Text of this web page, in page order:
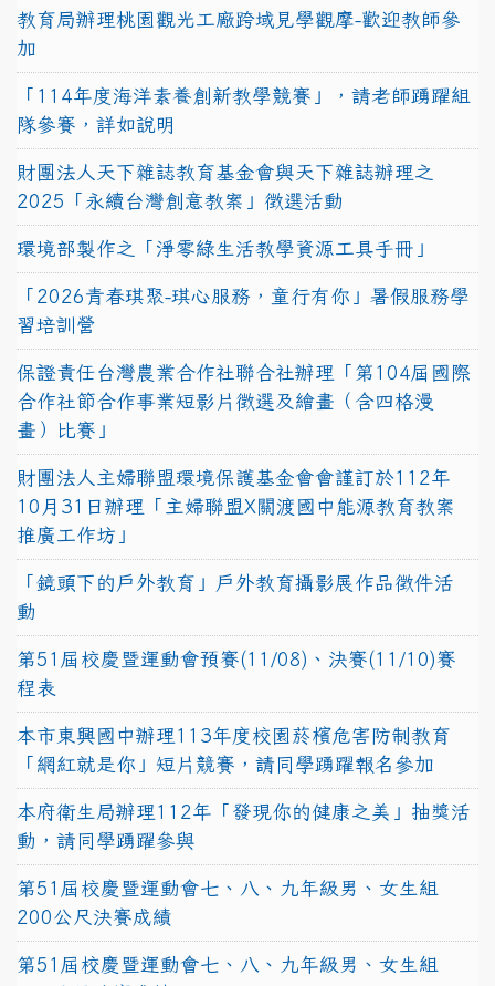
教育局辦理桃園觀光工廠跨域見學觀摩-歡迎教師參
加
「114年度海洋素養創新教學競賽」，請老師踴躍組
隊參賽，詳如說明
財團法人天下雜誌教育基金會與天下雜誌辦理之
2025「永續台灣創意教案」徵選活動
環境部製作之「淨零綠生活教學資源工具手冊」
「2026青春琪聚-琪心服務，童行有你」暑假服務學
習培訓營
保證責任台灣農業合作社聯合社辦理「第104屆國際
合作社節合作事業短影片徵選及繪畫（含四格漫
畫）比賽」
財團法人主婦聯盟環境保護基金會會謹訂於112年
10月31日辦理「主婦聯盟X關渡國中能源教育教案
推廣工作坊」
「鏡頭下的戶外教育」戶外教育攝影展作品徵件活
動
第51屆校慶暨運動會預賽(11/08)、決賽(11/10)賽
程表
本市東興國中辦理113年度校園菸檳危害防制教育
「網紅就是你」短片競賽，請同學踴躍報名參加
本府衛生局辦理112年「發現你的健康之美」抽獎活
動，請同學踴躍參與
第51屆校慶暨運動會七、八、九年級男、女生組
200公尺決賽成績
第51屆校慶暨運動會七、八、九年級男、女生組